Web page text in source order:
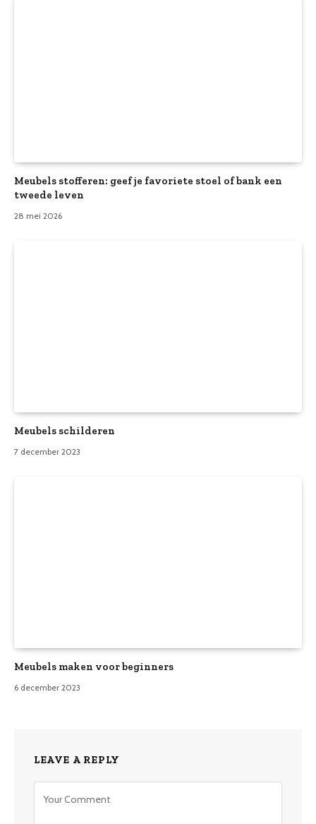
Meubels stofferen: geef je favoriete stoel of bank een
tweede leven
28 mei 2026
Meubels schilderen
7 december 2023
Meubels maken voor beginners
6 december 2023
LEAVE A REPLY